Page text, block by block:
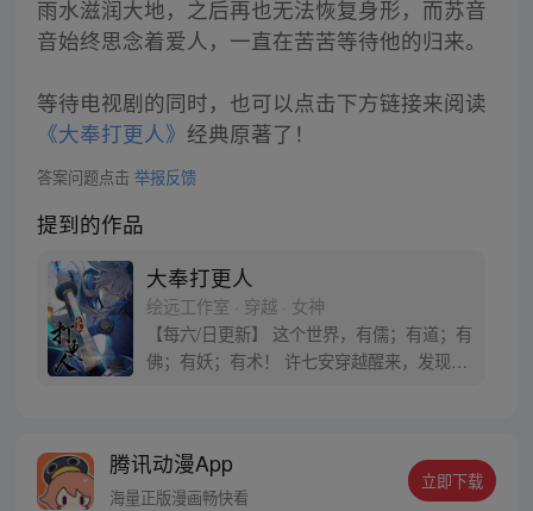
雨水滋润大地，之后再也无法恢复身形，而苏音
音始终思念着爱人，一直在苦苦等待他的归来。
等待电视剧的同时，也可以点击下方链接来阅读
《大奉打更人》 经典原著了！
答案问题点击 举报反馈
提到的作品
大奉打更人
绘远工作室 · 穿越 · 女神
【每六/日更新】 这个世界，有儒；有道；有
佛；有妖；有术！ 许七安穿越醒来，发现自
者卖报小郎君同名小说 QQ群号：
799493374
腾讯动漫App
海量正版漫画畅快看
立即下载